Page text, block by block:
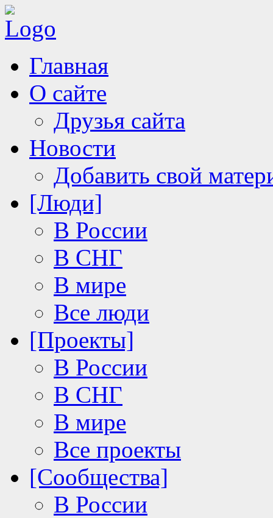
Главная
О сайте
Друзья сайта
Новости
Добавить свой
[Люди]
В России
В СНГ
В мире
Все люди
[Проекты]
В России
В СНГ
В мире
Все проекты
[Сообщества]
В России